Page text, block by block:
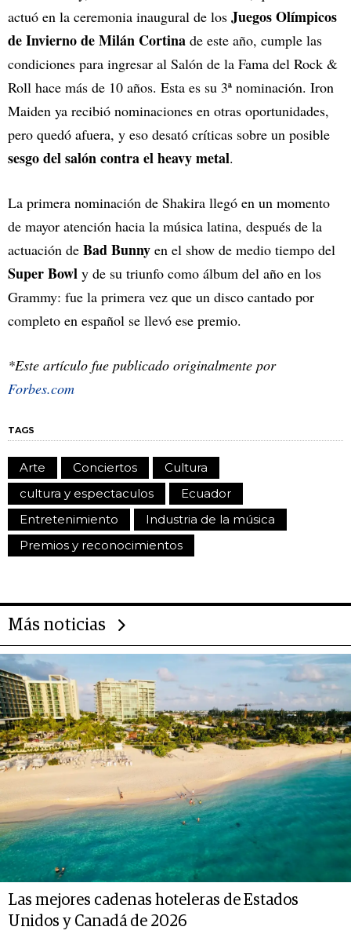
actuó en la ceremonia inaugural de los Juegos Olímpicos
de Invierno de Milán Cortina de este año, cumple las
condiciones para ingresar al Salón de la Fama del Rock &
Roll hace más de 10 años. Esta es su 3ª nominación. Iron
Maiden ya recibió nominaciones en otras oportunidades,
pero quedó afuera, y eso desató críticas sobre un posible
sesgo del salón contra el heavy metal.
La primera nominación de Shakira llegó en un momento
de mayor atención hacia la música latina, después de la
actuación de Bad Bunny en el show de medio tiempo del
Super Bowl y de su triunfo como álbum del año en los
Grammy: fue la primera vez que un disco cantado por
completo en español se llevó ese premio.
*Este artículo fue publicado originalmente por
Forbes.com
TAGS
Arte Conciertos
Cultura
cultura y espectaculos
Ecuador
Entretenimiento
Industria de la música
Premios y reconocimientos
Más noticias
Las mejores cadenas hoteleras de Estados
Unidos y Canadá de 2026